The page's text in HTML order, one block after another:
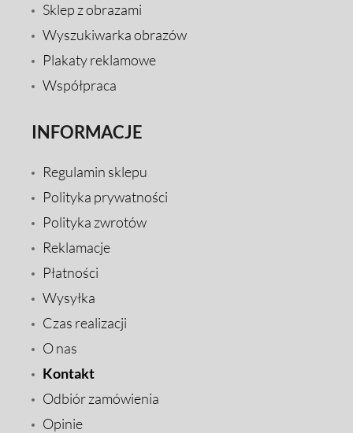
Sklep z obrazami
Wyszukiwarka obrazów
Plakaty reklamowe
Współpraca
INFORMACJE
Regulamin sklepu
Polityka prywatności
Polityka zwrotów
Reklamacje
Płatności
Wysyłka
Czas realizacji
O nas
Kontakt
Odbiór zamówienia
Opinie